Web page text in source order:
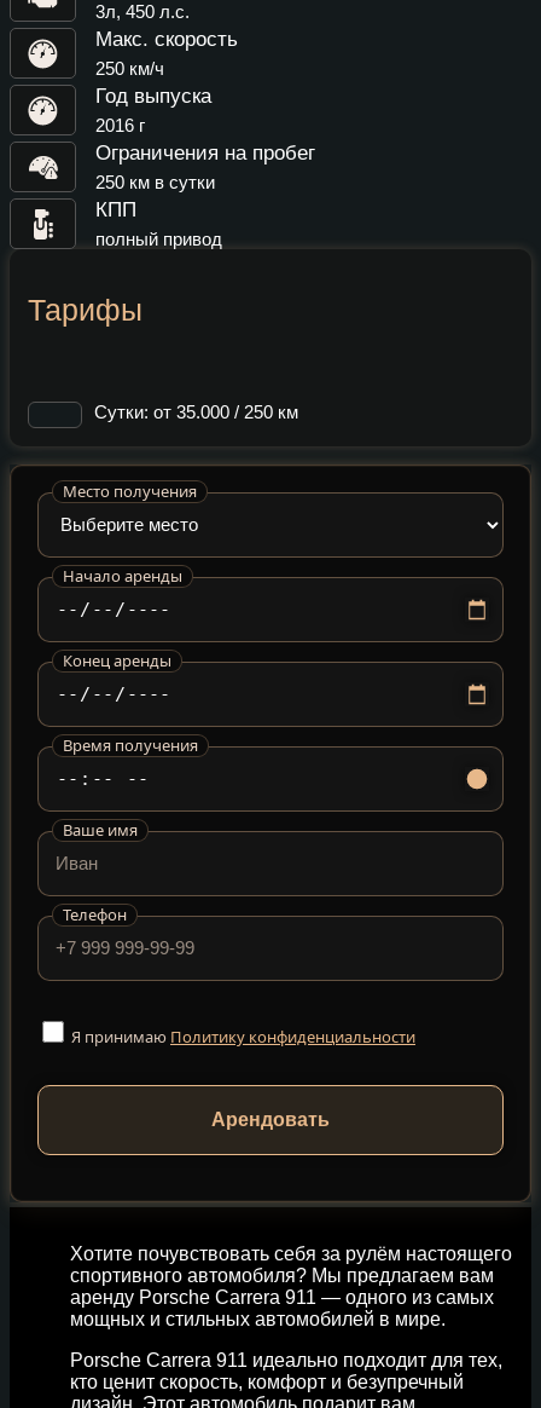
3л, 450 л.с.
Макс. скорость
250 км/ч
Год выпуска
2016 г
Ограничения на пробег
250 км в сутки
КПП
полный привод
Тарифы
Сутки: от 35.000 / 250 км
Место получения
Начало аренды
Конец аренды
Время получения
Ваше имя
Телефон
Я принимаю Политику конфиденциальности
Арендовать
Хотите почувствовать себя за рулём настоящего
спортивного автомобиля? Мы предлагаем вам
аренду Porsche Carrera 911 — одного из самых
мощных и стильных автомобилей в мире.
Porsche Carrera 911 идеально подходит для тех,
кто ценит скорость, комфорт и безупречный
дизайн. Этот автомобиль подарит вам